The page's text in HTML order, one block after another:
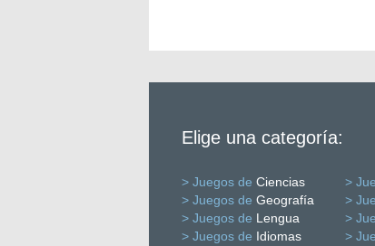
Elige una categoría:
> Juegos de Ciencias >
> Juegos de Geografía >
> Juegos de Lengua >
> Juegos de Idiomas >